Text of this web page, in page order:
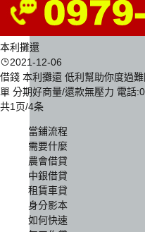
本利攤還
2021-12-06
借錢 本利攤還 低利幫助你度過
單 分期好商量/還款無壓力 電話
共1页/4条
當鋪流程
需要什麼
農會借貸
中銀借貸
租賃車貸
身分影本
如何快速